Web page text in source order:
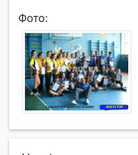
Фото: